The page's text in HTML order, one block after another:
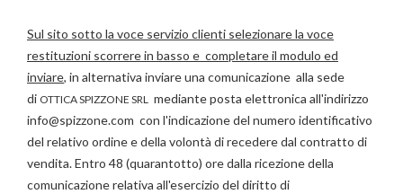
Sul sito sotto la voce servizio clienti selezionare la voce
restituzioni scorrere in basso e completare il modulo ed
inviare, in alternativa inviare una comunicazione alla sede
di OTTICA SPIZZONE SRL mediante posta elettronica all'indirizzo
info@spizzone.com con l'indicazione del numero identificativo
del relativo ordine e della volontà di recedere dal contratto di
vendita. Entro 48 (quarantotto) ore dalla ricezione della
comunicazione relativa all'esercizio del diritto di